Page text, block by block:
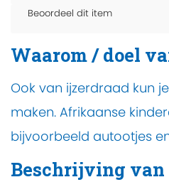
Beoordeel dit item
Waarom / doel
Ook van ijzerdraad kun
maken. Afrikaanse
bijvoorbeeld autootjes
Beschrijving